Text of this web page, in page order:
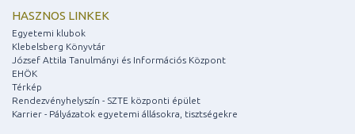
HASZNOS LINKEK
Egyetemi klubok
Klebelsberg Könyvtár
József Attila Tanulmányi és Információs Központ
EHÖK
Térkép
Rendezvényhelyszín - SZTE központi épület
Karrier - Pályázatok egyetemi állásokra, tisztségekre